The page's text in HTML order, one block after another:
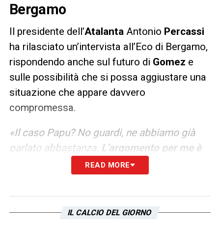
Bergamo
Il presidente dell’Atalanta Antonio Percassi
ha rilasciato un’intervista all’Eco di Bergamo,
rispondendo anche sul futuro di Gomez e
sulle possibilità che si possa aggiustare una
situazione che appare davvero
compromessa.
«Il caso Papu? No guardi, ne abbiamo già
parlato abbastanza. L’argomento per me è
READ MORE
IL CALCIO DEL GIORNO